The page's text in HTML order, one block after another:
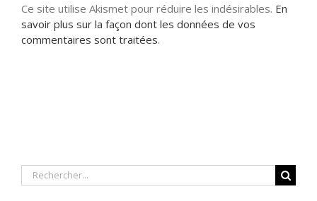
Ce site utilise Akismet pour réduire les indésirables. En
savoir plus sur la façon dont les données de vos
commentaires sont traitées.
Rechercher: